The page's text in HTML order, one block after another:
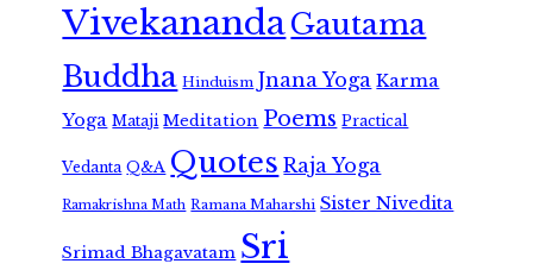
VivekanandaGautama
Buddha Hinduism Jnana Yoga Karma
Yoga Mataji Meditation Poems Practical
Vedanta Q&A Quotes Raja Yoga
Ramakrishna Math Ramana Maharshi Sister Nivedita
Srimad Bhagavatam Sri